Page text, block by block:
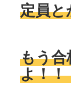
定員と
もう合
よ！！